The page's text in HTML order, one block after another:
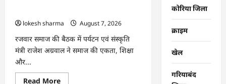
धमतरी
भोथापारा
में
आजीविका
आर्थिक
स्वावलंबन
lokesh sharma
August 7, 2026
रजवार समाज की बैठक में पर्यटन एवं संस्कृति
मंत्री राजेश अग्रवाल ने समाज की एकता, शिक्षा
और...
Read MoreRead
कोरिया जिला
क्राइम
खेल
गरियाबंद